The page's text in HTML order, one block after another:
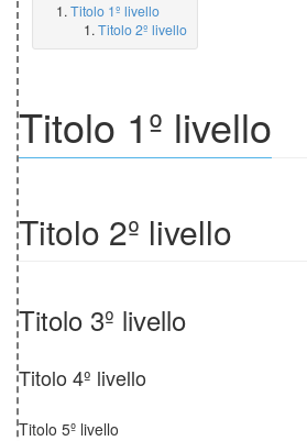
Titolo 1º livello
Titolo 2º livello
Titolo 1º livello
Titolo 2º livello
Titolo 3º livello
Titolo 4º livello
Titolo 5º livello